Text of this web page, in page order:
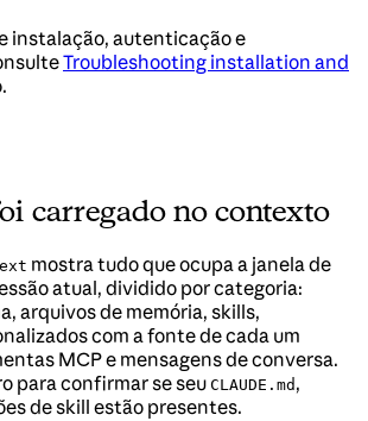
instalação, autenticação e
Troubleshooting installation and
carregado no contexto
mostra tudo que ocupa a janela de
atual, dividido por categoria:
arquivos de memória, skills,
com a fonte de cada um
MCP e mensagens de conversa.
para confirmar se seu CLAUDE.md ,
de skill estão presentes.